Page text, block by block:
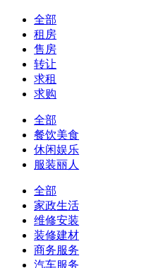
全部
租房
售房
转让
求租
求购
全部
餐饮美食
休闲娱乐
服装丽人
全部
家政生活
维修安装
装修建材
商务服务
汽车服务